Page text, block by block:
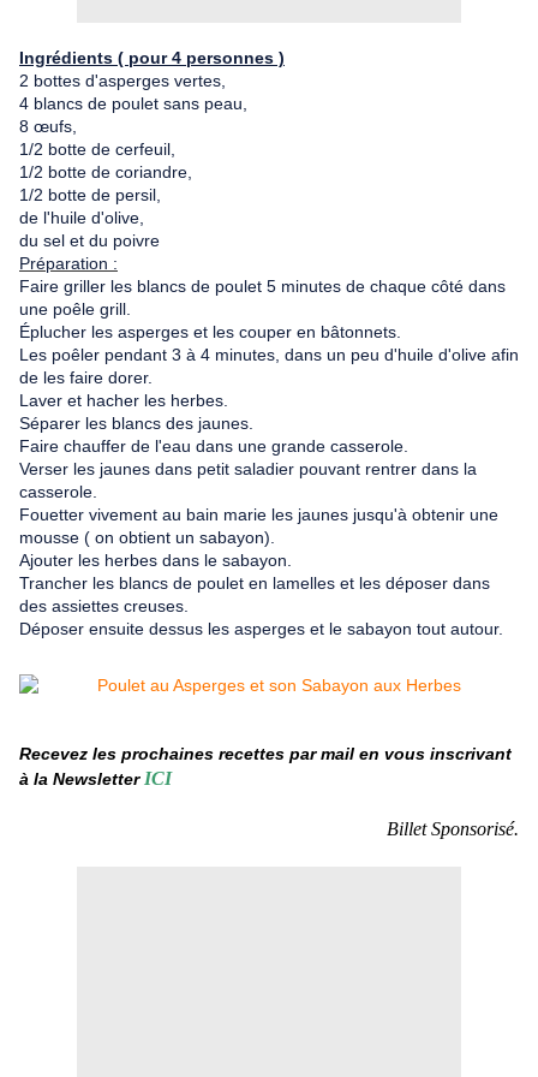
Ingrédients ( pour 4 personnes )
2 bottes d'asperges vertes,
4 blancs de poulet sans peau,
8 œufs,
1/2 botte de cerfeuil,
1/2 botte de coriandre,
1/2 botte de persil,
de l'huile d'olive,
du sel et du poivre
Préparation :
Faire griller les blancs de poulet 5 minutes de chaque côté dans
une poêle grill.
Éplucher les asperges et les couper en bâtonnets.
Les poêler pendant 3 à 4 minutes, dans un peu d'huile d'olive afin
de les faire dorer.
Laver et hacher les herbes.
Séparer les blancs des jaunes.
Faire chauffer de l'eau dans une grande casserole.
Verser les jaunes dans petit saladier pouvant rentrer dans la
casserole.
Fouetter vivement au bain marie les jaunes jusqu'à obtenir une
mousse ( on obtient un sabayon).
Ajouter les herbes dans le sabayon.
Trancher les blancs de poulet en lamelles et les déposer dans
des assiettes creuses.
Déposer ensuite dessus les asperges et le sabayon tout autour.
Recevez les prochaines recettes par mail en vous inscrivant
à la Newsletter ICI
Billet Sponsorisé.